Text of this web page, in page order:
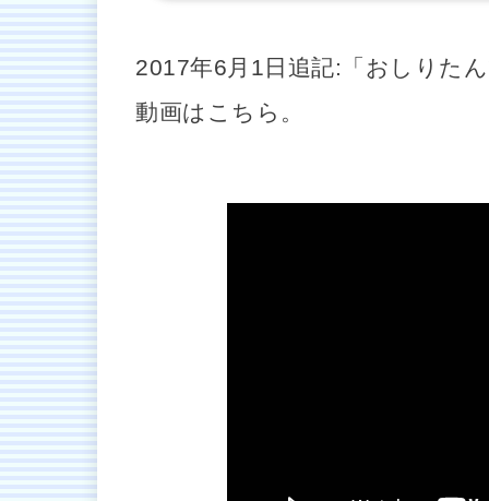
2017年6月1日追記:「おしりた
動画はこちら。